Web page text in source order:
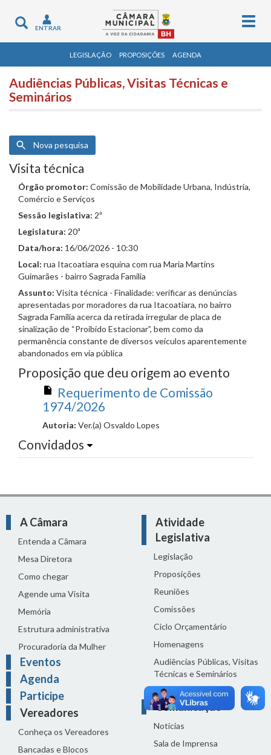
Toggle
navigation
ENTRAR
LEGISLAÇÃO PROPOSIÇÕES AGENDA
Audiências Públicas, Visitas Técnicas e
Seminários
Nova pesquisa
Visita técnica
Órgão promotor: Comissão de Mobilidade Urbana, Indústria,
Comércio e Serviços
Sessão legislativa: 2ª
Legislatura: 20ª
Data/hora: 16/06/2026 - 10:30
Local: rua Itacoatiara esquina com rua Maria Martins
Guimarães - bairro Sagrada Família
Assunto: Visita técnica - Finalidade: verificar as denúncias
apresentadas por moradores da rua Itacoatiara, no bairro
Sagrada Família acerca da retirada irregular de placa de
sinalização de “Proibido Estacionar”, bem como da
permanência constante de diversos veículos aparentemente
abandonados em via pública
Proposição que deu origem ao evento
Requerimento de Comissão
1974/2026
Autoria: Ver.(a) Osvaldo Lopes
Convidados
A Câmara
Entenda a Câmara
Mesa Diretora
Como chegar
Agende uma Visita
Memória
Estrutura administrativa
Procuradoria da Mulher
Eventos
Agenda
Participe
Vereadores
Conheça os Vereadores
Bancadas e Blocos
Atividade
Legislativa
Legislação
Proposições
Reuniões
Comissões
Ciclo Orçamentário
Homenagens
Audiências Públicas, Visitas
Técnicas e Seminários
Distribuição do dia
Comunicação
Notícias
Sala de Imprensa